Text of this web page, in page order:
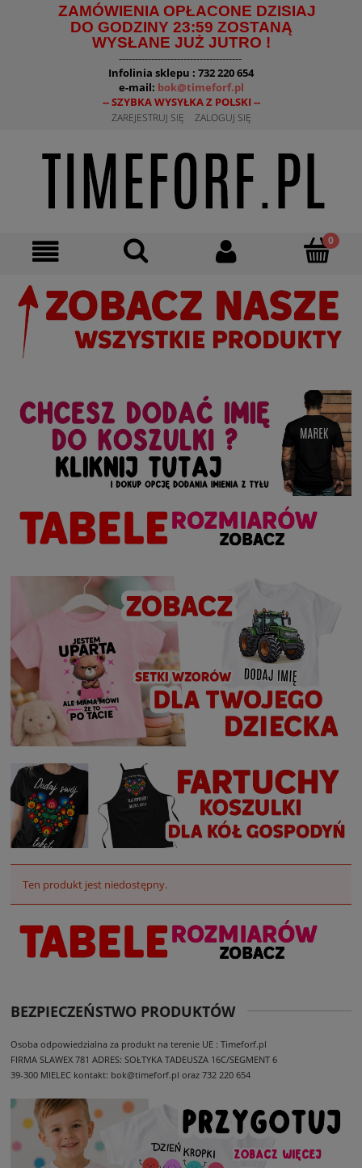
ZAMÓWIENIA OPŁACONE DZISIAJ
DO GODZINY 23:59 ZOSTANĄ
WYSŁANE JUŻ JUTRO !
--------------------------------------
Infolinia sklepu : 732 220 654
e-mail: bok@timeforf.pl
-- SZYBKA WYSYŁKA Z POLSKI --
ZAREJESTRUJ SIĘ ZALOGUJ SIĘ
Ten produkt jest niedostępny.
BEZPIECZEŃSTWO PRODUKTÓW
Osoba odpowiedzialna za produkt na terenie UE : Timeforf.pl
FIRMA SLAWEX 781 ADRES: SOŁTYKA TADEUSZA 16C/SEGMENT 6
39-300 MIELEC kontakt: bok@timeforf.pl oraz 732 220 654